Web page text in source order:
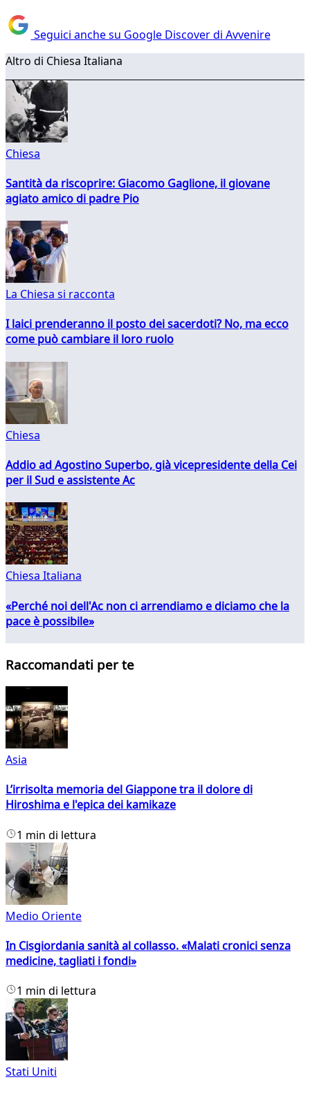
Seguici anche su Google Discover di Avvenire
Altro di Chiesa Italiana
Chiesa
Santità da riscoprire: Giacomo Gaglione, il giovane
agiato amico di padre Pio
La Chiesa si racconta
I laici prenderanno il posto dei sacerdoti? No, ma ecco
come può cambiare il loro ruolo
Chiesa
Addio ad Agostino Superbo, già vicepresidente della Cei
per il Sud e assistente Ac
Chiesa Italiana
«Perché noi dell'Ac non ci arrendiamo e diciamo che la
pace è possibile»
Raccomandati per te
Asia
L’irrisolta memoria del Giappone tra il dolore di
Hiroshima e l'epica dei kamikaze
1 min di lettura
Medio Oriente
In Cisgiordania sanità al collasso. «Malati cronici senza
medicine, tagliati i fondi»
1 min di lettura
Stati Uniti